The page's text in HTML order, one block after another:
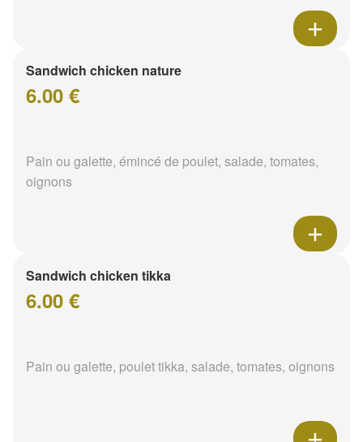
Sandwich chicken nature
6.00 €
Pain ou galette, émincé de poulet, salade, tomates,
oignons
Sandwich chicken tikka
6.00 €
Pain ou galette, poulet tikka, salade, tomates, oignons